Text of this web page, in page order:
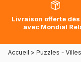
Livraison offerte
avec Mondial
Accueil > Puzzles -